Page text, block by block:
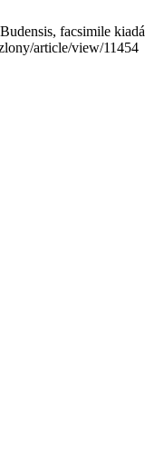
facsimile
article/view/11454